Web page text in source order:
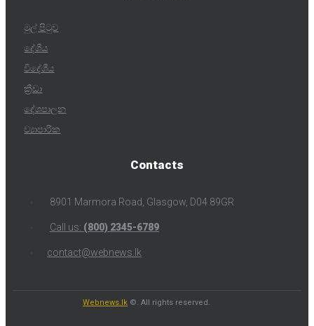
මුල් පිටුව
දේශීය
විදේශීය
ක්‍රීඩා
දේශපාලන
ව්‍යාපාරික
Contacts
8901 Marmora Road, Glasgow, D04 89GR
Call us: (800) 2345-6789
contact@webnews.lk
Webnews.lk ©. All rights reserved.